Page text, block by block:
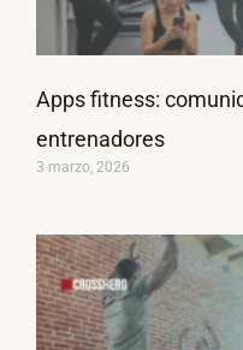
Apps fitness:
entrenadores
3 marzo, 2026